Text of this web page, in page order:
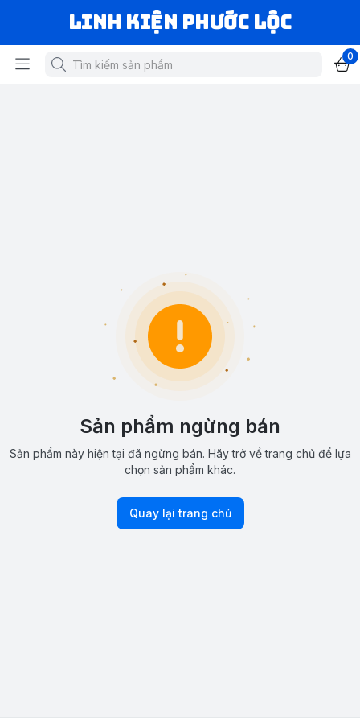
LINH KIỆN PHƯỚC LỘC
0
Sản phẩm ngừng bán
Sản phẩm này hiện tại đã ngừng bán. Hãy trở về trang chủ để lựa
chọn sản phẩm khác.
Quay lại trang chủ